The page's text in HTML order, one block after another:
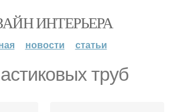
ИНТЕРЬЕРА
новости статьи
труб